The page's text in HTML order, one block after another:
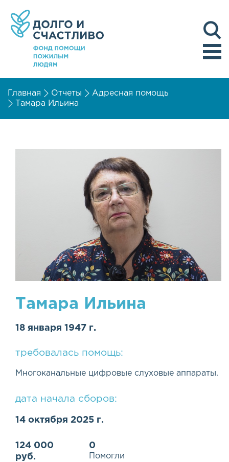
Главная Отчеты
Адресная помощь
Тамара Ильина
Тамара Ильина
18 января 1947 г.
требовалась помощь:
Многоканальные цифровые слуховые аппараты.
дата начала сборов:
14 октября 2025 г.
124 000
руб.
0
Помогли